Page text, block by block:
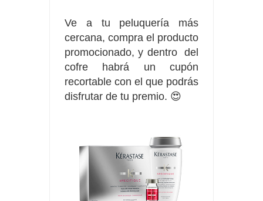
Ve a tu peluquería más
cercana, compra el producto
promocionado, y dentro del
cofre habrá un cupón
recortable con el que podrás
disfrutar de tu premio. 😍